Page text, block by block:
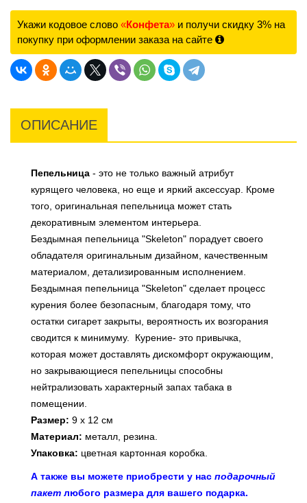
Укажи кодовое слово «Конфета» и получи скидку 3% на
покупку при оформлении заказа на сайте
ОПИСАНИЕ
Пепельница - это не только важный атрибут
курящего человека, но еще и яркий аксессуар. Кроме
того, оригинальная пепельница может стать
декоративным элементом интерьера.
Бездымная пепельница "Skeleton" порадует своего
обладателя оригинальным дизайном, качественным
материалом, детализированным исполнением.
Бездымная пепельница "Skeleton" сделает процесс
курения более безопасным, благодаря тому, что
остатки сигарет закрыты, вероятность их возгорания
сводится к минимуму. Курение- это привычка,
которая может доставлять дискомфорт окружающим,
но закрывающиеся пепельницы способны
нейтрализовать характерный запах табака в
помещении.
Размер: 9 х 12 см
Материал: металл, резина.
Упаковка: цветная картонная коробка.
А также вы можете приобрести у нас подарочный
пакет любого размера для вашего подарка.